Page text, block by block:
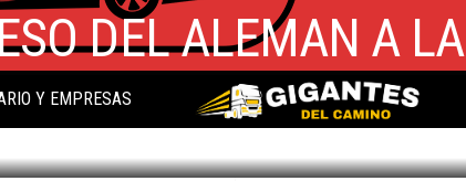
Y EMPRESAS
DEL ALEMAN A LA